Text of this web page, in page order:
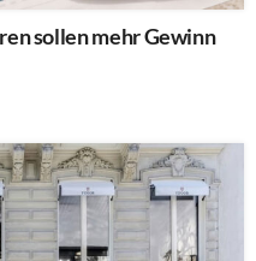
sollen mehr Gewinn